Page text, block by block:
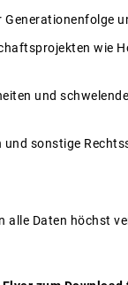
Generationenfolge
wie
und
sonstige
alle Daten höchst